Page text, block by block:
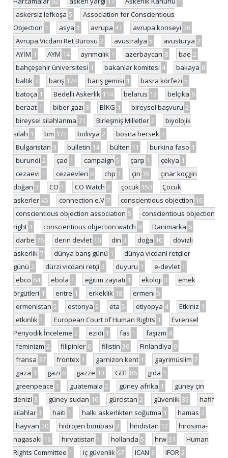
askersiz lefkoşa 5
Association for Conscientious
Objection 1 asya 1 avrupa 41 avrupa konseyi 26
Avrupa Vicdani Ret Bürosu 2 avustralya 5 avusturya 2
AYİM 1 AYM 14 ayrımcılık 1 azerbaycan 8 bae 2
bahçeşehir üniversitesi 1 bakanlar komitesi 4 bakaya 8
baltık 7 barış 174 barış gemisi 1 basra körfezi 5
batoça 1 Bedelli Askerlik 114 belarus 13 belçika 6
beraat 1 biber gazı 8 BİKG 1 bireysel başvuru 2
bireysel silahlanma 71 Birleşmiş Milletler 2
biyolojik
silah 1 bm 172 bolivya 2 bosna hersek 2
Bulgaristan 3 bulletin 14 bülten 11 burkina faso 1
burundi 2 çad 1 campaign 5 çarşı 1 çekya 1
cezaevi 1 cezaevleri 6 chp 1 çin 35
çınar koçgiri
doğan 3 CO 1 CO Watch 2 çocuk 150
Çocuk
askerler 45 connection e.V 7 conscientious objection 16
conscientious objection association 5
conscientious objection
right 1 conscientious objection watch 9 Danimarka 6
darbe 76 derin devlet 10 din 3 doğa 10
dövizli
askerlik 7 dünya barış günü 1
dünya vicdani retçiler
günü 2 dürzi vicdani retçi 3 duyuru 1 e-devlet 1
ebco 64 ebola 1 eğitim zayiatı 1 ekoloji 3
emek
örgütleri 1 eritre 1 erkeklik 18 ermeni 5
ermenistan 5 estonya 2 eta 5 etiyopya 4 Etkiniz 1
etkinlik 1 European Court of Human Rights 1
Evrensel
Periyodik İnceleme 2 ezidi 1 fas 1 faşizm 4
feminizm 2 filipinler 6 filistin 36 Finlandiya 9
fransa 37 frontex 1 garnizon kent 1 gayrimüslim 7
gaza 1 gazi 6 gazze 13 GBT 86 gıda 1
greenpeace 1 guatemala 2 güney afrika 1
güney çin
denizi 3 güney sudan 16 gürcistan 2 güvenlik 35
hafif
silahlar 3 haiti 1 halkı askerlikten soğutma 1 hamas 2
hayvan 20 hidrojen bombası 3 hindistan 12
hirosima-
nagasaki 16 hırvatistan 1 hollanda 5 hrw 31
Human
Rights Committee 1 iç güvenlik 67 ICAN 3 IFOR 2